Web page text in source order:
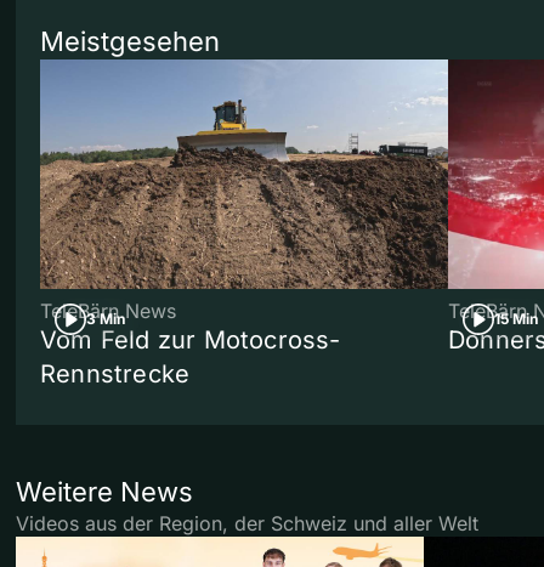
Meistgesehen
3 Min
TeleBärn News
Vom Feld zur Motocross-
Rennstrecke
15 Min
TeleBärn
Weitere News
Videos aus der Region, der Schweiz und aller Welt